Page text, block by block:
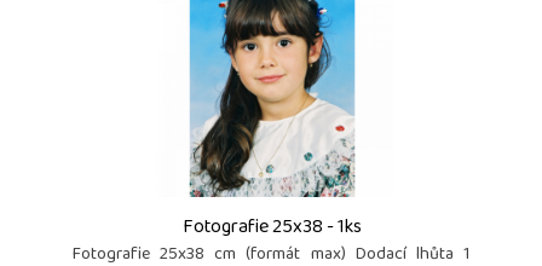
Fotografie 25x38 - 1ks
Fotografie 25x38 cm (formát max) Dodací lhůta 1